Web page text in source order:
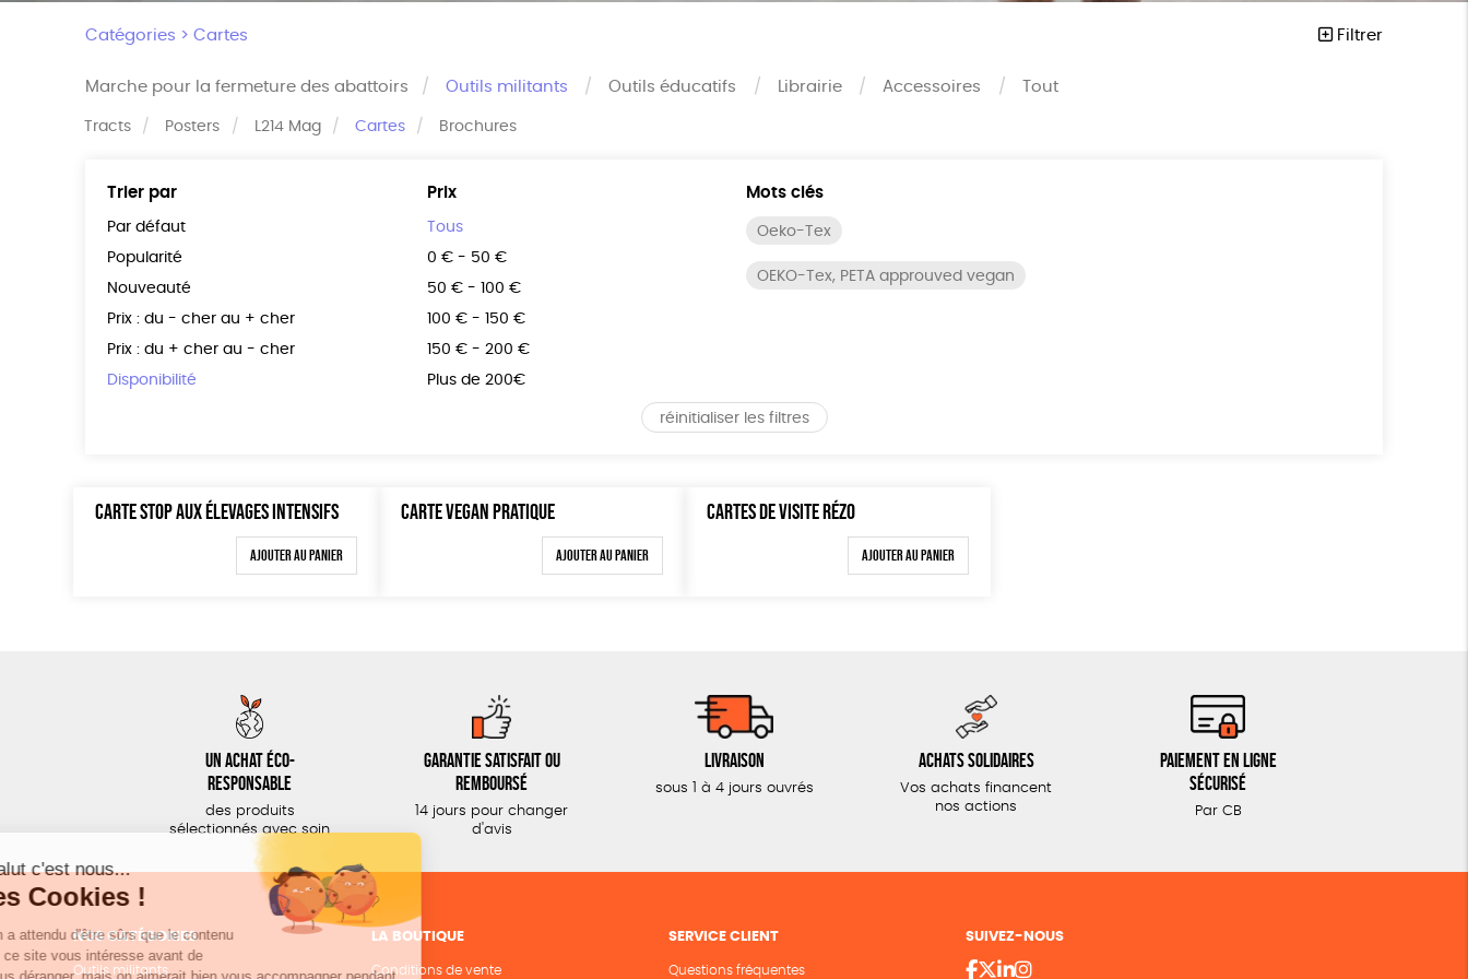
Catégories >Cartes Filtrer
Marche pour la fermeture des abattoirs Outils militants
Tracts Posters L214 Mag Cartes Brochures
Outils éducatifs Librairie Accessoires Tout
Trier par
Par défaut
Popularité
Nouveauté
Prix : du - cher au + cher
Prix : du + cher au - cher
Disponibilité
Prix
Tous
0 € - 50 €
50 € - 100 €
100 € - 150 €
150 € - 200 €
Plus de 200€
Mots clés
Oeko-Tex
OEKO-Tex, PETA approuved vegan
réinitialiser les filtres
CARTE STOP AUX ÉLEVAGES INTENSIFS
Ajouter au panier
CARTE VEGAN PRATIQUE
Ajouter au panier
CARTES DE VISITE RÉZO
Ajouter au panier
Un achat éco-
responsable
des produits
sélectionnés avec soin
Garantie satisfait ou
remboursé
14 jours pour changer
d'avis
Livraison
sous 1 à 4 jours ouvrés
Achats solidaires
Vos achats financent
nos actions
Paiement en ligne
sécurisé
Par CB
NOS CATÉGORIES
Outils militants
LA BOUTIQUE
Conditions de vente
SERVICE CLIENT
Questions fréquentes
SUIVEZ-NOUS